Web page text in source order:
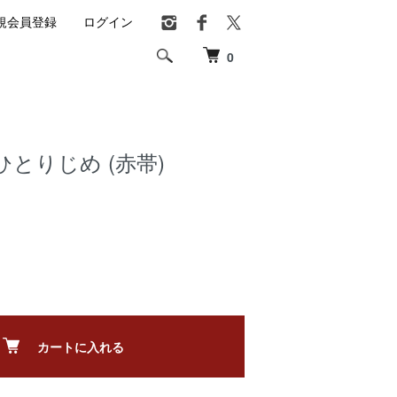
0
会員登録 ログイン
とりじめ (赤帯)
カートに入れる